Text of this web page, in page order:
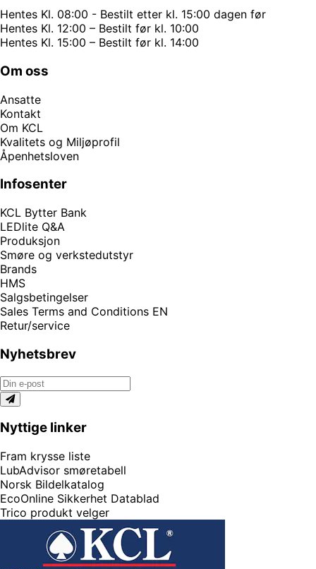
Hentes Kl. 08:00 - Bestilt etter kl. 15:00 dagen før
Hentes Kl. 12:00 – Bestilt før kl. 10:00
Hentes Kl. 15:00 – Bestilt før kl. 14:00
Om oss
Ansatte
Kontakt
Om KCL
Kvalitets og Miljøprofil
Åpenhetsloven
Infosenter
KCL Bytter Bank
LEDlite Q&A
Produksjon
Smøre og verkstedutstyr
Brands
HMS
Salgsbetingelser
Sales Terms and Conditions EN
Retur/service
Nyhetsbrev
Nyttige linker
Fram krysse liste
LubAdvisor smøretabell
Norsk Bildelkatalog
EcoOnline Sikkerhet Datablad
Trico produkt velger